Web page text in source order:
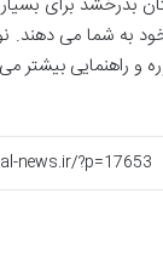
به شما می
و راهنمایی بیشتر